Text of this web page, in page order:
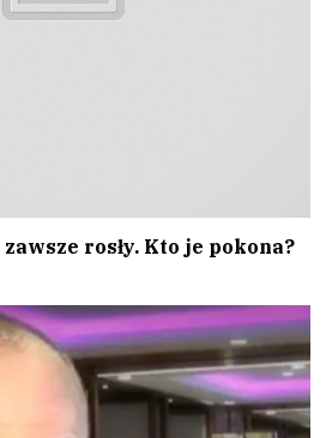
rosły. Kto je pokona?